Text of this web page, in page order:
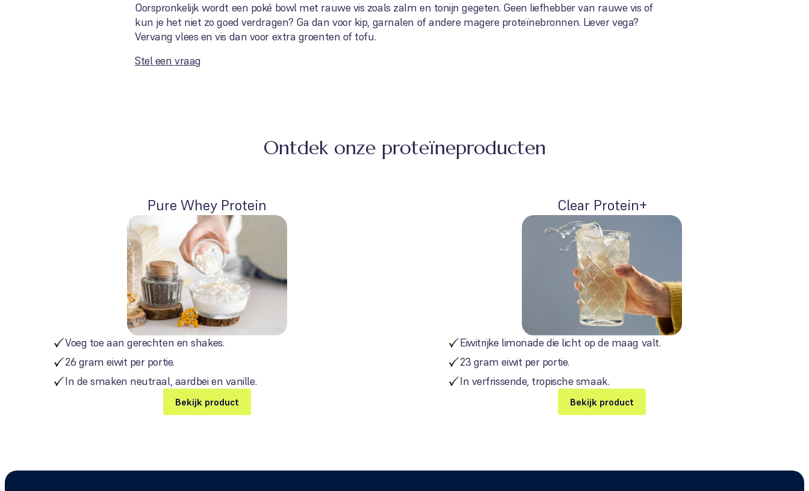
Oorspronkelijk wordt een poké bowl met rauwe vis zoals zalm en tonijn gegeten. Geen liefhebber van rauwe vis of
kun je het niet zo goed verdragen? Ga dan voor kip, garnalen of andere magere proteïnebronnen. Liever vega?
Vervang vlees en vis dan voor extra groenten of tofu.
Stel een vraag
Ontdek onze proteïneproducten
Pure Whey Protein
Voeg toe aan gerechten en shakes.
26 gram eiwit per portie.
In de smaken neutraal, aardbei en vanille.
Bekijk product
Clear Protein+
Eiwitrijke limonade die licht op de maag valt.
23 gram eiwit per portie.
In verfrissende, tropische smaak.
Bekijk product